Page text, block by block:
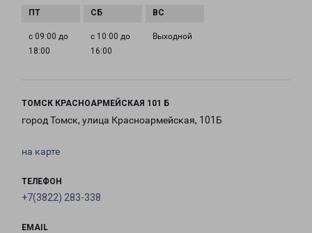
с 09:00 до
18:00
с 10:00 до
16:00
Выходной
ТОМСК КРАСНОАРМЕЙСКАЯ 101 Б
город Томск, улица Красноармейская, 101Б
на карте
ТЕЛЕФОН
+7(3822) 283-338
EMAIL